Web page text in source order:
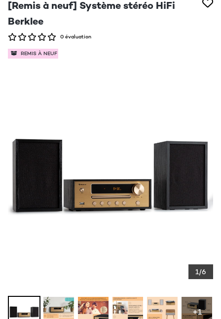
[Remis à neuf] Système stéréo HiFi
Berklee
0 évaluation
REMIS À NEUF
1/6
+1